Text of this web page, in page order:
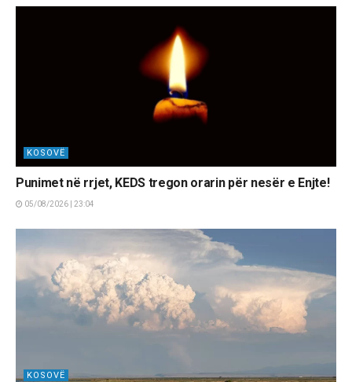
KOSOVË
Punimet në rrjet, KEDS tregon orarin për nesër e Enjte!
05/08/2026 | 23:04
KOSOVË